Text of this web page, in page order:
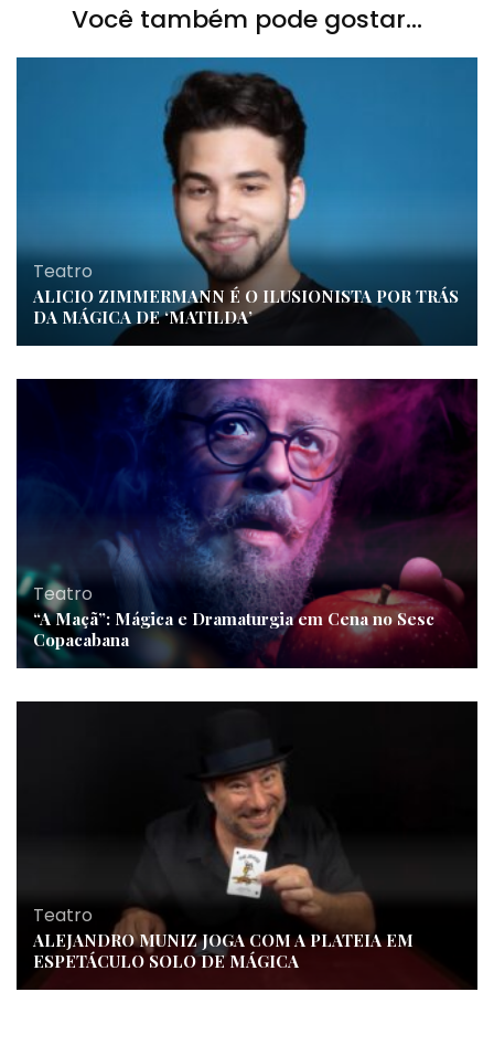
Você também pode gostar...
Teatro
ALICIO ZIMMERMANN É O ILUSIONISTA POR TRÁS
DA MÁGICA DE ‘MATILDA’
Teatro
“A Maçã”: Mágica e Dramaturgia em Cena no Sesc
Copacabana
Teatro
ALEJANDRO MUNIZ JOGA COM A PLATEIA EM
ESPETÁCULO SOLO DE MÁGICA